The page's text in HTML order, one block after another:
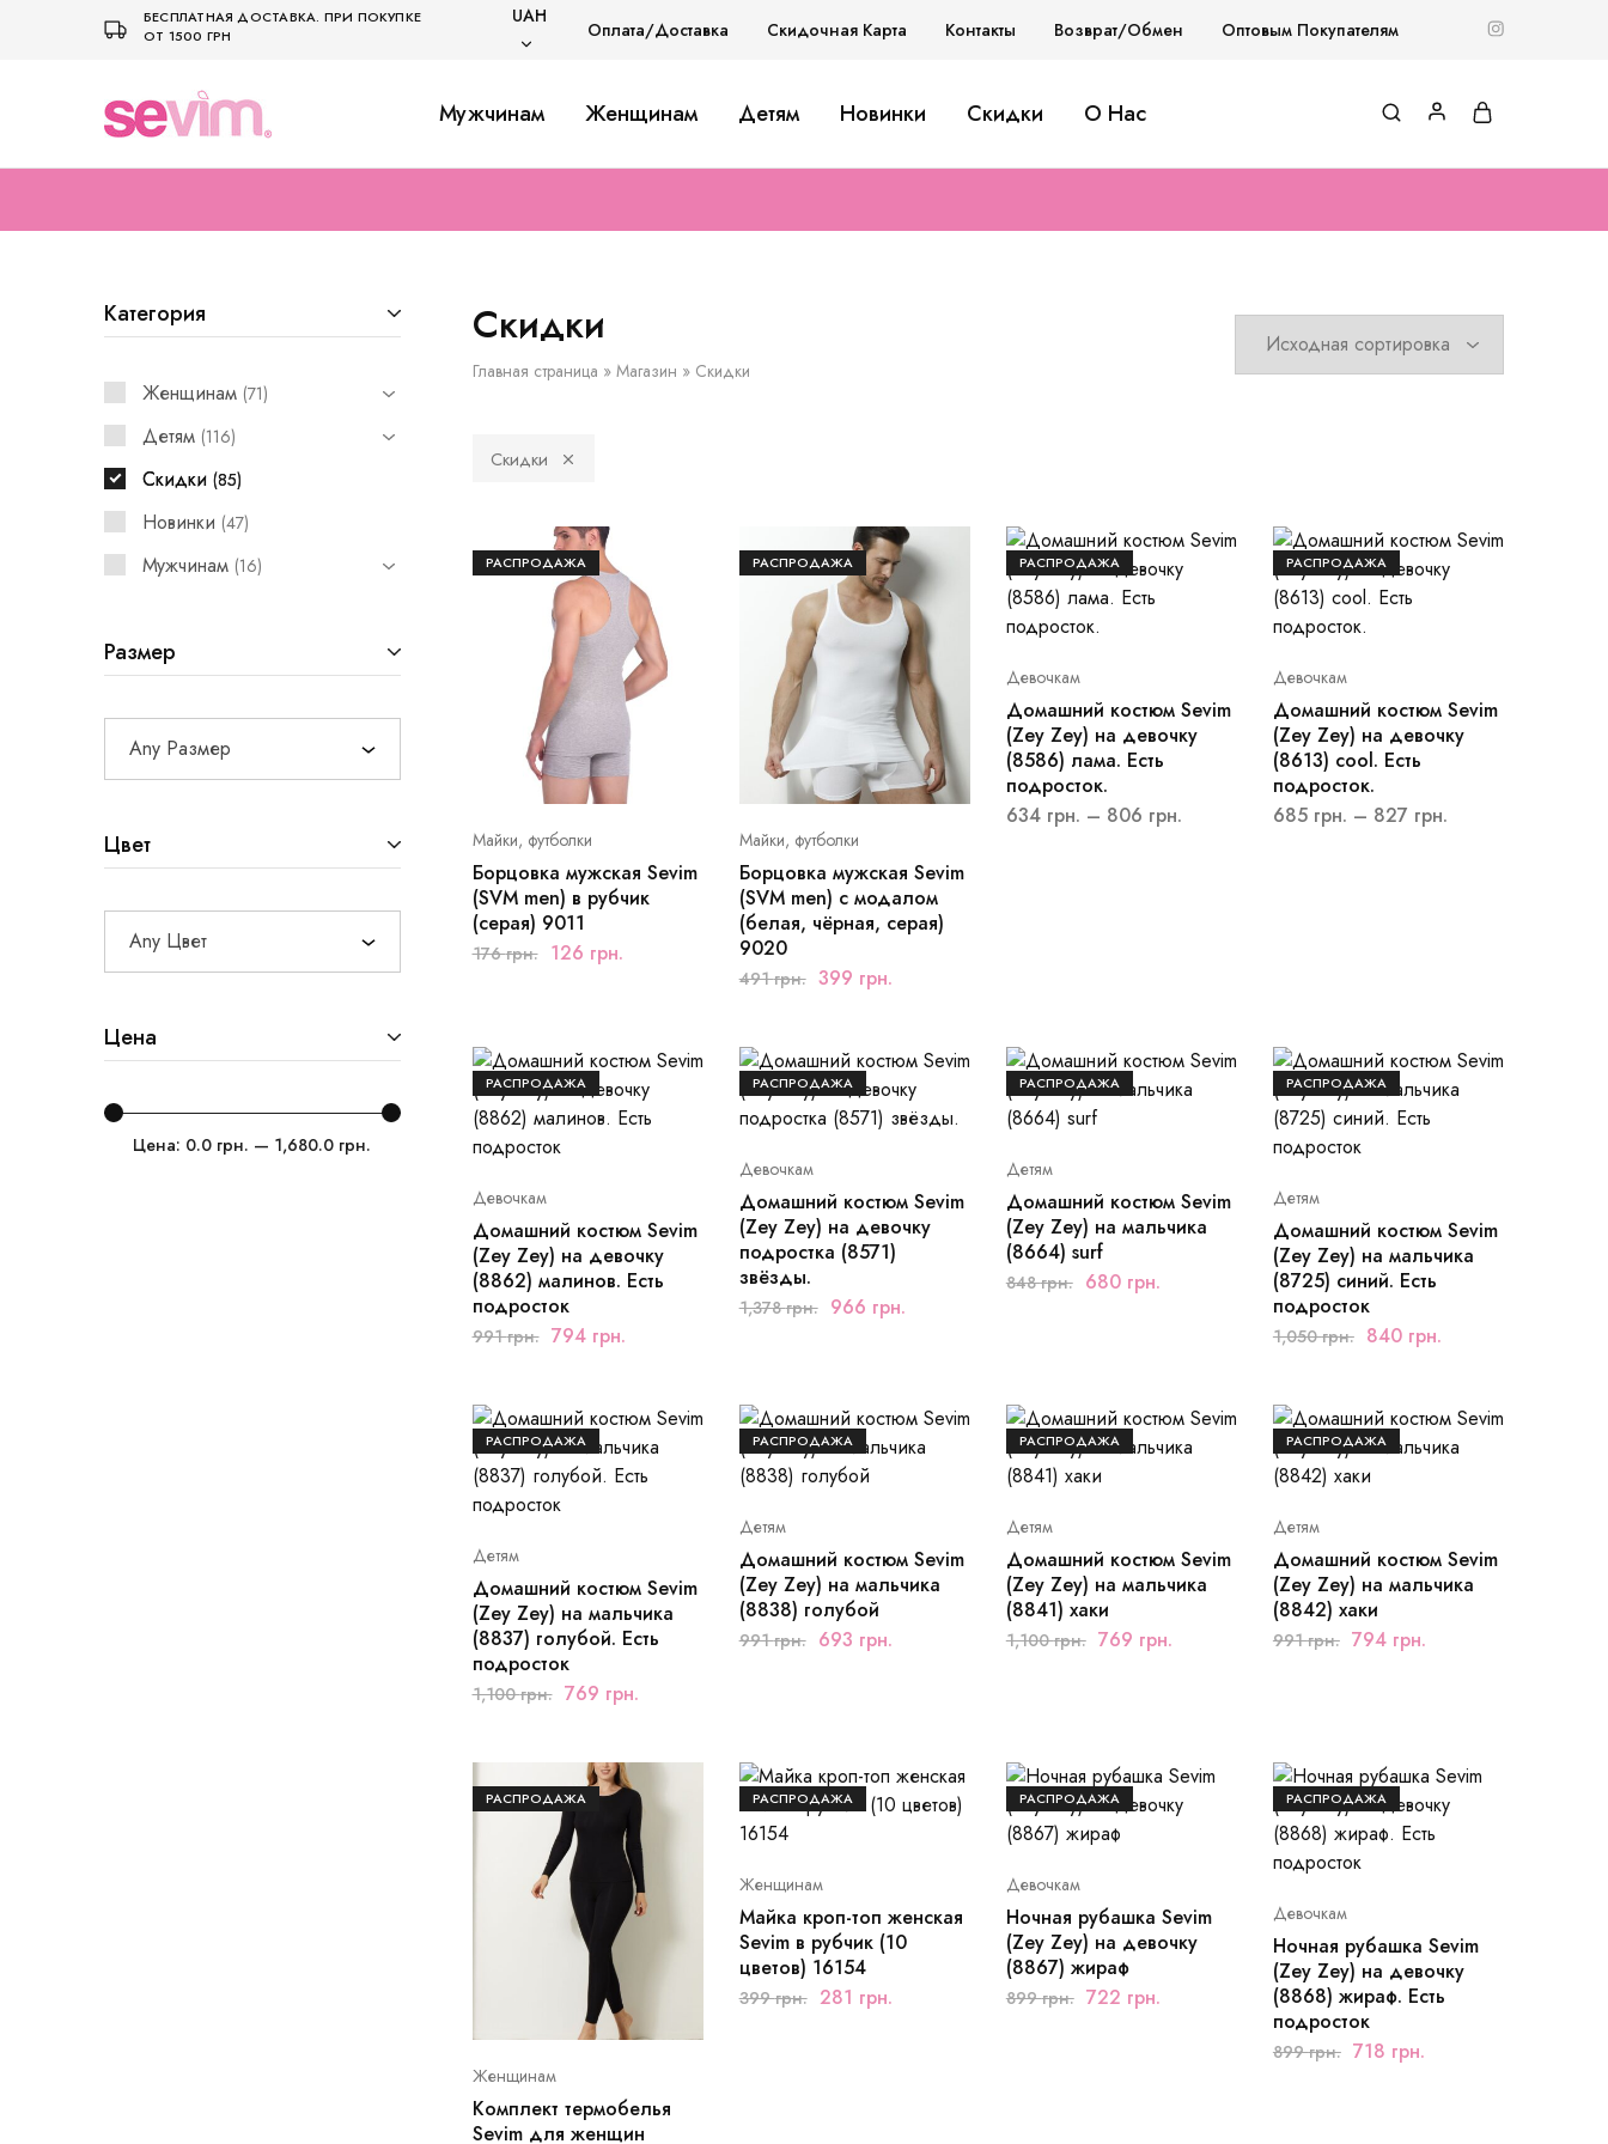
БЕСПЛАТНАЯ ДОСТАВКА. ПРИ ПОКУПКЕ
ОТ 1500 ГРН
UAH
Оплата/Доставка Скидочная Карта Контакты Возврат/Обмен Оптовым Покупателям
Sevim.in.ua
Интернет
магазин
и
Мужчинам Женщинам Детям Новинки Скидки О Нас
Скидки
Главная страница » Магазин » Скидки
Скидки
РАСПРОДАЖА
Майки, футболки
Борцовка мужская Sevim
(SVM men) в рубчик
(серая) 9011
176грн. 126 грн.
РАСПРОДАЖА
Майки, футболки
Борцовка мужская Sevim
(SVM men) с модалом
(белая, чёрная, серая)
9020
491грн. 399 грн.
РАСПРОДАЖА
Девочкам
Домашний костюм Sevim
(Zey Zey) на девочку
(8586) лама. Есть
подросток.
634 грн. – 806 грн.
РАСПРОДАЖА
Девочкам
Домашний костюм Sevim
(Zey Zey) на девочку
(8613) cool. Есть
подросток.
685 грн. – 827 грн.
РАСПРОДАЖА
Девочкам
Домашний костюм Sevim
(Zey Zey) на девочку
(8862) малинов. Есть
подросток
991грн. 794 грн.
РАСПРОДАЖА
Девочкам
Домашний костюм Sevim
(Zey Zey) на девочку
подростка (8571)
звёзды.
1,378грн. 966 грн.
РАСПРОДАЖА
Детям
Домашний костюм Sevim
(Zey Zey) на мальчика
(8664) surf
848грн. 680 грн.
РАСПРОДАЖА
Детям
Домашний костюм Sevim
(Zey Zey) на мальчика
(8725) синий. Есть
подросток
1,050грн. 840 грн.
РАСПРОДАЖА
Детям
Домашний костюм Sevim
(Zey Zey) на мальчика
(8837) голубой. Есть
подросток
1,100грн. 769 грн.
РАСПРОДАЖА
Детям
Домашний костюм Sevim
(Zey Zey) на мальчика
(8838) голубой
991грн. 693 грн.
РАСПРОДАЖА
Детям
Домашний костюм Sevim
(Zey Zey) на мальчика
(8841) хаки
1,100грн. 769 грн.
РАСПРОДАЖА
Детям
Домашний костюм Sevim
(Zey Zey) на мальчика
(8842) хаки
991грн. 794 грн.
РАСПРОДАЖА
Женщинам
Комплект термобелья
Sevim для женщин
РАСПРОДАЖА
Женщинам
Майка кроп-топ женская
Sevim в рубчик (10
цветов) 16154
399грн. 281 грн.
РАСПРОДАЖА
Девочкам
Ночная рубашка Sevim
(Zey Zey) на девочку
(8867) жираф
899грн. 722 грн.
РАСПРОДАЖА
Девочкам
Ночная рубашка Sevim
(Zey Zey) на девочку
(8868) жираф. Есть
подросток
899грн. 718 грн.
Категория
Женщинам 71
Детям 116
Скидки 85
Новинки 47
Мужчинам 16
Размер
Any Размер
Цвет
Any Цвет
Цена
Цена: 0.0 грн. — 1,680.0 грн.